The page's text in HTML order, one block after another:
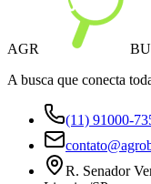
AGR
A busca que conecta
(11) 91000-
R. Senador